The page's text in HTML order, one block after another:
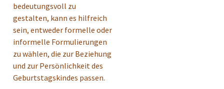
bedeutungsvoll zu
gestalten, kann es hilfreich
sein, entweder formelle oder
informelle Formulierungen
zu wählen, die zur Beziehung
und zur Persönlichkeit des
Geburtstagskindes passen.